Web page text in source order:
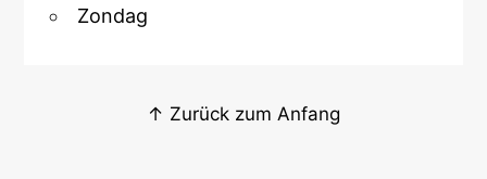
Zondag
↑ Zurück zum Anfang